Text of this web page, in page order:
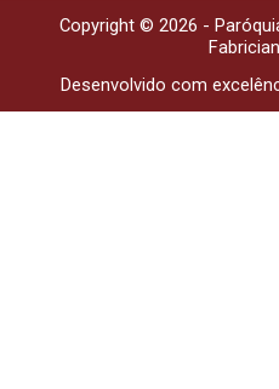
Copyright © 2026 -
Desenvolvido com